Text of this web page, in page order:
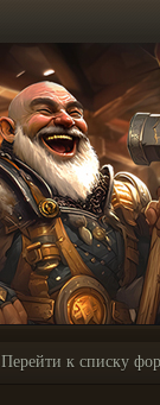
Перейти к списку